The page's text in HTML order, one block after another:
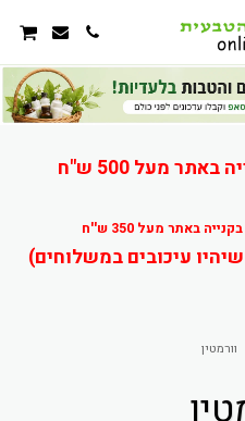
מעל 500 ש"ח
באתר מעל 350 ש''ח
עיכובים במשלוחים)
וורמטין